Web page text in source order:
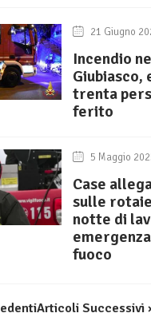
21 Giugno
Incendio
Giubiasco,
trenta
ferito
5 Maggio
Case
sulle
notte di
fuoco
Articoli Successivi